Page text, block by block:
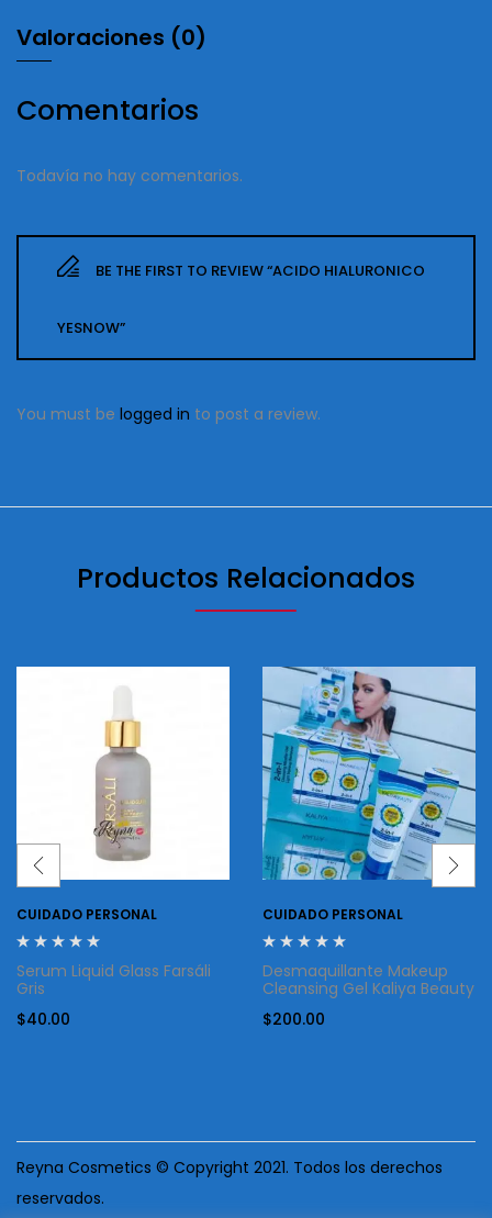
Valoraciones (0)
Comentarios
Todavía no hay comentarios.
BE THE FIRST TO REVIEW “ACIDO HIALURONICO
YESNOW”
You must be logged in to post a review.
Productos Relacionados
CUIDADO PERSONAL
Serum Liquid Glass Farsáli
Gris
$40.00
CUIDADO PERSONAL
Desmaquillante Makeup
Cleansing Gel Kaliya Beauty
$200.00
Reyna Cosmetics © Copyright 2021. Todos los derechos
reservados.